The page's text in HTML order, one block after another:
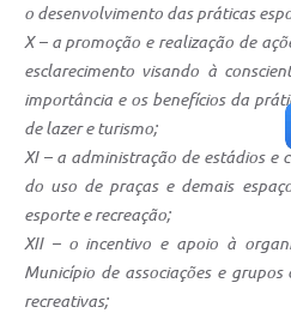
o desenvolvimento das práticas
X – a promoção e realização de
esclarecimento visando à
importância e os benefícios da
de lazer e turismo;
XI – a administração de estádios e
do uso de praças e demais
esporte e recreação;
XII – o incentivo e apoio à
Município de associações e
recreativas;